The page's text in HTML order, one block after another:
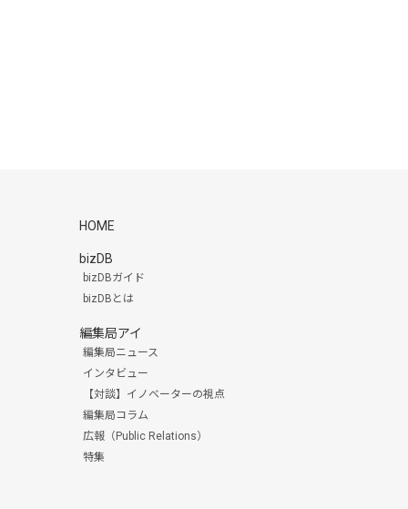
HOME
bizDB
bizDBガイド
bizDBとは
編集局アイ
編集局ニュース
インタビュー
【対談】イノベーターの視点
編集局コラム
広報（Public Relations）
特集